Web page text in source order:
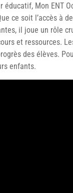
Mon ENT
ce soit l’accès à
il joue un rôle
et ressources.
des élèves.
enfants.